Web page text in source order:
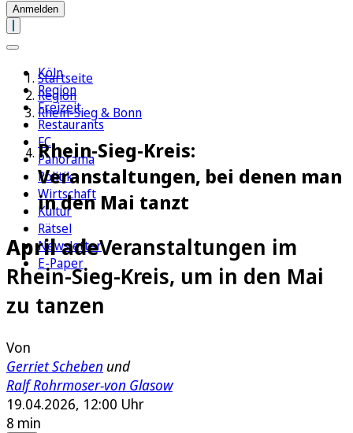
Anmelden
Köln
Region
Freizeit
Restaurants
FC
Panorama
Politik
Wirtschaft
Kultur
Rätsel
Newsletter
E-Paper
Startseite
Region
Rhein-Sieg & Bonn
Rhein-Sieg-Kreis:
Veranstaltungen, bei denen man
in den Mai tanzt
April adeVeranstaltungen im
Rhein-Sieg-Kreis, um in den Mai
zu tanzen
Von
Gerriet Scheben und
Ralf Rohrmoser-von Glasow
19.04.2026, 12:00 Uhr
8 min